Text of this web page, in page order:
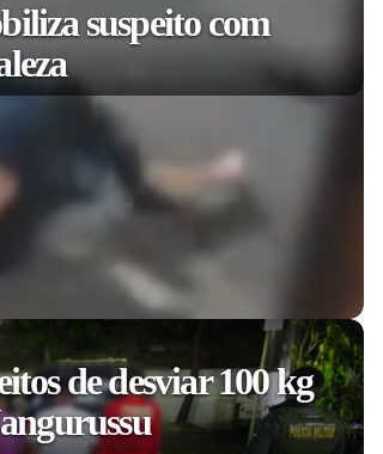
suspeito com
de desviar 100 kg